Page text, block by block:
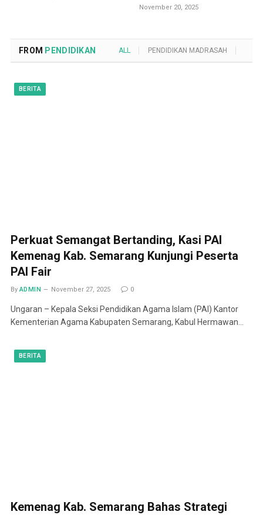
November 20, 2025
FROM PENDIDIKAN ALL PENDIDIKAN MADRASAH
BERITA
Perkuat Semangat Bertanding, Kasi PAI
Kemenag Kab. Semarang Kunjungi Peserta
PAI Fair
By ADMIN November 27, 2025 0
Ungaran – Kepala Seksi Pendidikan Agama Islam (PAI) Kantor
Kementerian Agama Kabupaten Semarang, Kabul Hermawan…
BERITA
Kemenag Kab. Semarang Bahas Strategi